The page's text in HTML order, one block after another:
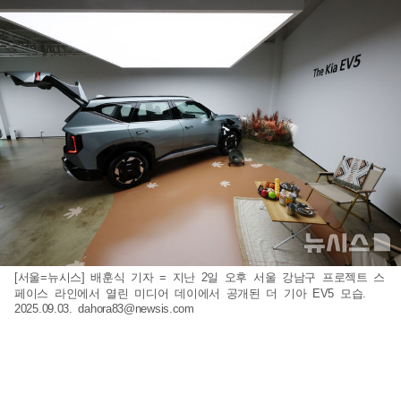
[서울=뉴시스] 배훈식 기자 = 지난 2일 오후 서울 강남구 프로젝트 스
페이스 라인에서 열린 미디어 데이에서 공개된 더 기아 EV5 모습.
2025.09.03.dahora83@newsis.com